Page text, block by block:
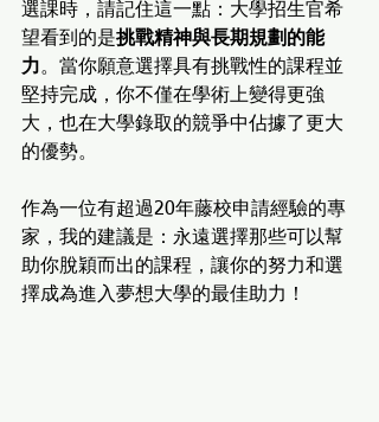
選課時，請記住這一點：大學招生官希
望看到的是挑戰精神與長期規劃的能
力。當你願意選擇具有挑戰性的課程並
堅持完成，你不僅在學術上變得更強
大，也在大學錄取的競爭中佔據了更大
的優勢。
作為一位有超過20年藤校申請經驗的專
家，我的建議是：永遠選擇那些可以幫
助你脫穎而出的課程，讓你的努力和選
擇成為進入夢想大學的最佳助力！